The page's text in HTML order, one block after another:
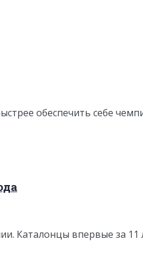
обеспечить себе
Каталонцы впервые за